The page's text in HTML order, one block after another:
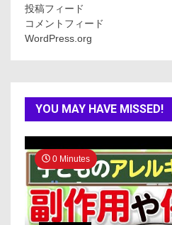
投稿フィード
コメントフィード
WordPress.org
YOU MAY HAVE MISSED!
0 Minutes